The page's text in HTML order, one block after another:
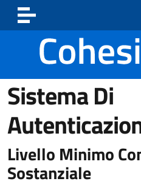
Vai ai contenuti
Vai al footer
Sistema Di
Livello Minimo
Sostanziale